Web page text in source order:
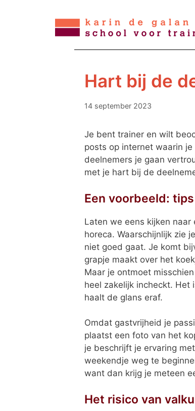
Hart bij de
14 september 2023
Je bent trainer en wilt
posts op internet waarin
deelnemers je gaan
met je hart bij de
Een voorbeeld:
Laten we eens kijken
horeca. Waarschijnlijk zie
niet goed gaat. Je komt
grapje maakt over het
Maar je ontmoet
heel zakelijk incheckt. Het
haalt de glans eraf.
Omdat gastvrijheid je
plaatst een foto van het
je beschrijft je ervaring
weekendje weg te
want dan krijg je meteen
Het risico van